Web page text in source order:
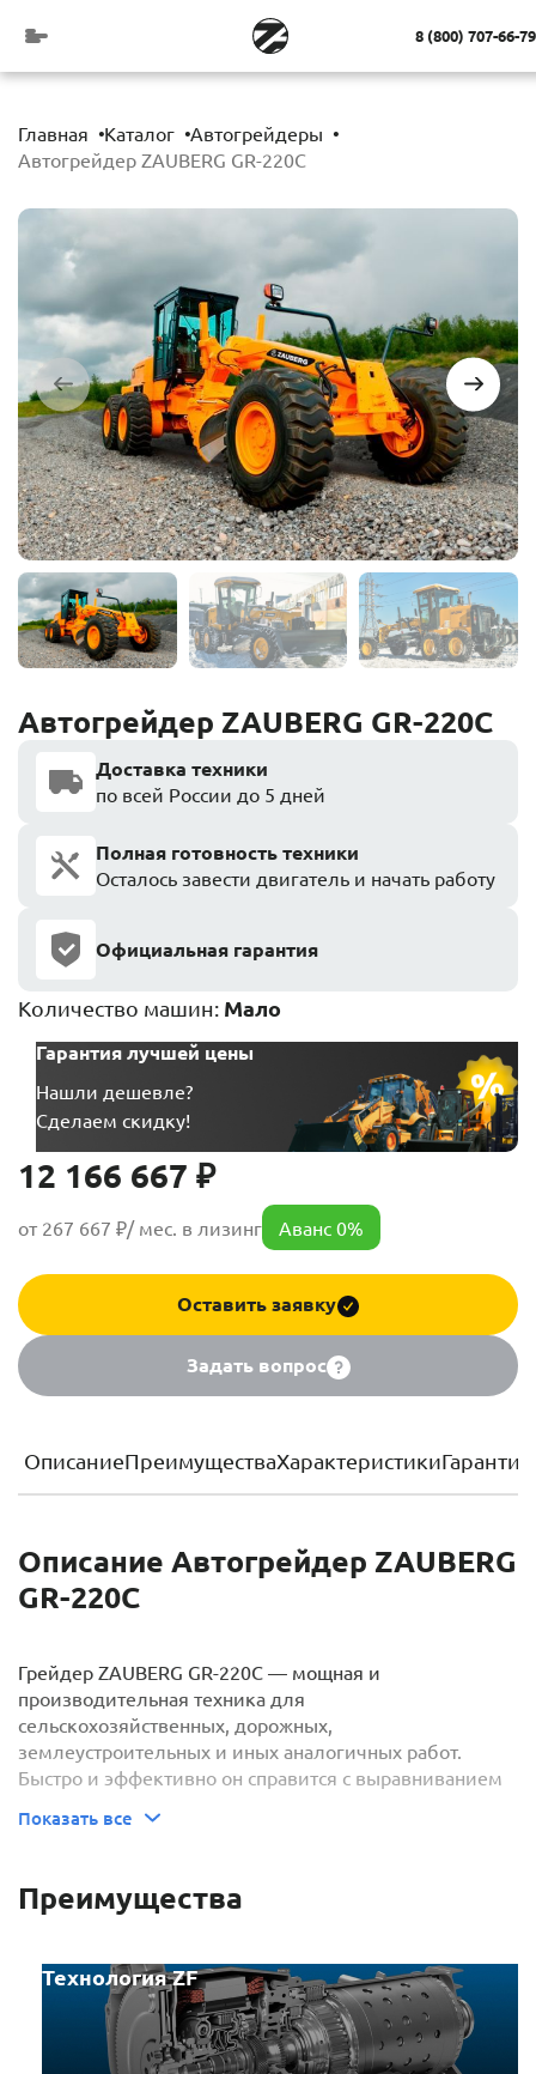
8 (800) 707-66-79
Главная Каталог
Автогрейдеры
Автогрейдер ZAUBERG GR-220C
Автогрейдер ZAUBERG GR-220C
Доставка техники
по всей России до 5 дней
Полная готовность техники
Осталось завести двигатель и начать работу
Официальная гарантия
Количество машин: Мало
Гарантия лучшей цены
Нашли дешевле?
Сделаем скидку!
12 166 667 ₽
от 267 667 ₽/ мес. в лизинг Аванс 0%
Оставить заявку
Задать вопрос
ОписаниеПреимуществаХарактеристики
Описание Автогрейдер ZAUBERG
GR-220C
Грейдер ZAUBERG GR-220C — мощная и
производительная техника для
сельскохозяйственных, дорожных,
землеустроительных и иных аналогичных работ.
Быстро и эффективно он справится с выравниванием
природного мусора, невысокой растительности,
материалов, обустройством насыпей, выемкой
Двигатель грейдера — надежный и
производительный агрегат бренда Cummings с
номинальной мощностью 160 кВт / 217 л.с. Он
отличается долговечностью, высоким КПД и
Показать все
Преимущества
Технология ZF